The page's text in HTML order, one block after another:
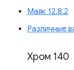
Маяк 12.8.2
Различные
Хром 140